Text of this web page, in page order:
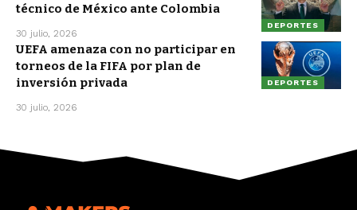
DEPORTES
técnico de México ante Colombia
30 julio, 2026
DEPORTES
UEFA amenaza con no participar en
torneos de la FIFA por plan de
inversión privada
30 julio, 2026